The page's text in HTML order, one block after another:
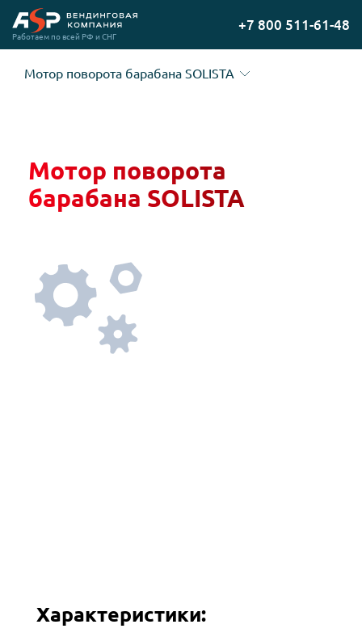
Перейти
на
Работаем по всей РФ и СНГ
+7 800 511-61-48
Мотор поворота барабана SOLISTA
Мотор поворота
барабана SOLISTA
Характеристики: